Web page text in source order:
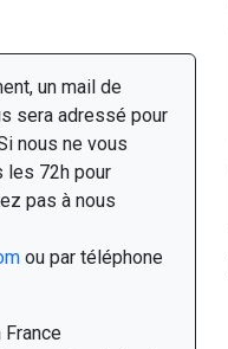
un mail de
sera adressé pour
nous ne vous
les 72h pour
pas à nous
ou par téléphone
France